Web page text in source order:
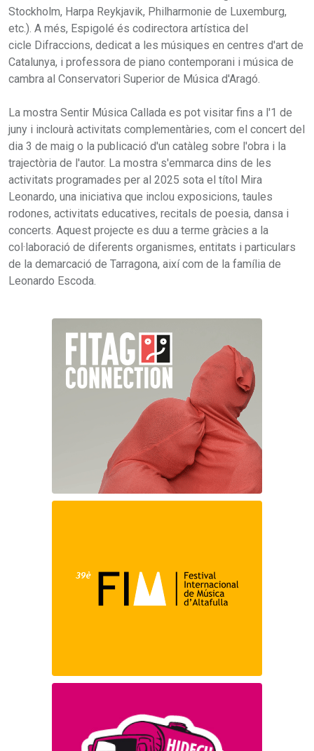
Stockholm, Harpa Reykjavik, Philharmonie de Luxemburg,
etc.). A més, Espigolé és codirectora artística del
cicle Difraccions, dedicat a les músiques en centres d'art de
Catalunya, i professora de piano contemporani i música de
cambra al Conservatori Superior de Música d'Aragó.
La mostra Sentir Música Callada es pot visitar fins a l'1 de
juny i inclourà activitats complementàries, com el concert del
dia 3 de maig o la publicació d'un catàleg sobre l'obra i la
trajectòria de l'autor. La mostra s'emmarca dins de les
activitats programades per al 2025 sota el títol Mira
Leonardo, una iniciativa que inclou exposicions, taules
rodones, activitats educatives, recitals de poesia, dansa i
concerts. Aquest projecte es duu a terme gràcies a la
col·laboració de diferents organismes, entitats i particulars
de la demarcació de Tarragona, així com de la família de
Leonardo Escoda.